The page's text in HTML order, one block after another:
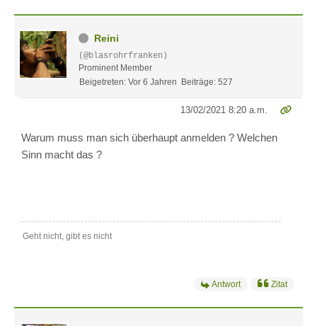
Reini
(@blasrohrfranken)
Prominent Member
Beigetreten: Vor 6 Jahren
Beiträge: 527
13/02/2021 8:20 a.m.
Warum muss man sich überhaupt anmelden ? Welchen
Sinn macht das ?
Geht nicht, gibt es nicht
Antwort Zitat